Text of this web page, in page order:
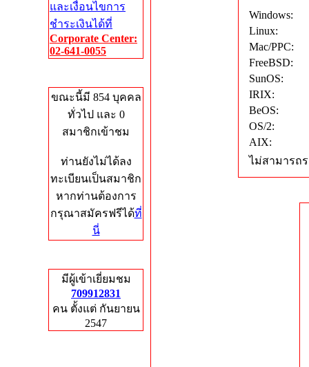
และเงื่อนไขการ
ชำระเงินได้ที่
Corporate Center:
02-641-0055
ขณะนี้มี 854 บุคคล
ทั่วไป และ 0
สมาชิกเข้าชม
ท่านยังไม่ได้ลง
ทะเบียนเป็นสมาชิก
หากท่านต้องการ
กรุณาสมัครฟรีได้ที่
นี่
มีผู้เข้าเยี่ยมชม
709912831
คน ตั้งแต่ กันยายน
2547
Windows:
Linux:
Mac/PPC:
FreeBSD:
SunOS:
IRIX:
BeOS:
OS/2:
AIX:
ไม่สามารถ